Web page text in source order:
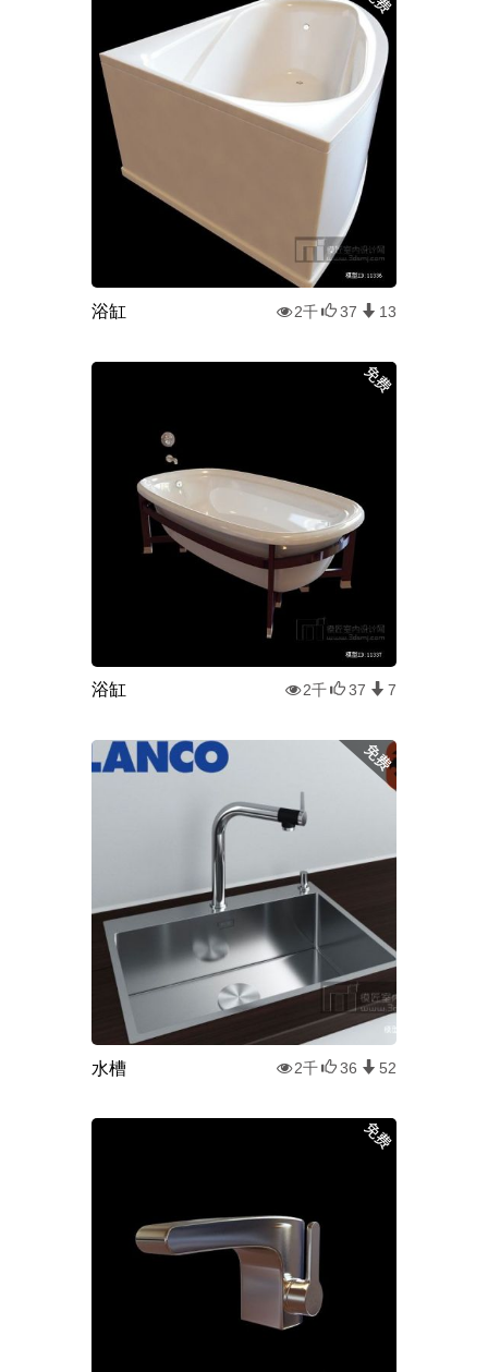
浴缸 2千 37 13
浴缸 2千 37 7
水槽 2千 36 52